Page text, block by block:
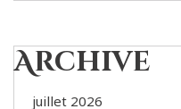
Archive
juillet 2026